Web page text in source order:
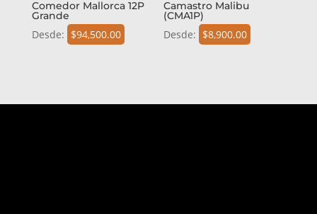
Comedor Mallorca 12P
Grande
Desde: $94,500.00
Camastro Malibu
(CMA1P)
Desde: $8,900.00